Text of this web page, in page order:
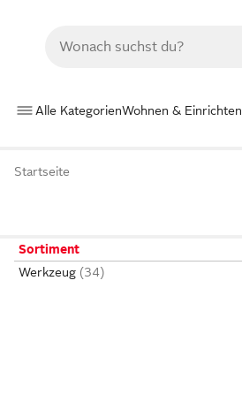
Alle KategorienWohnen & Einrichten
Startseite
Sortiment
Werkzeug